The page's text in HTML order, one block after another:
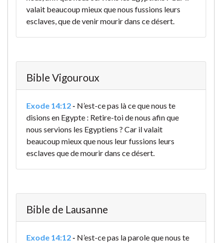
valait beaucoup mieux que nous fussions leurs
esclaves, que de venir mourir dans ce désert.
Bible Vigouroux
Exode 14:12 - N’est-ce pas là ce que nous te
disions en Egypte : Retire-toi de nous afin que
nous servions les Egyptiens ? Car il valait
beaucoup mieux que nous leur fussions leurs
esclaves que de mourir dans ce désert.
Bible de Lausanne
Exode 14:12 - N’est-ce pas la parole que nous te